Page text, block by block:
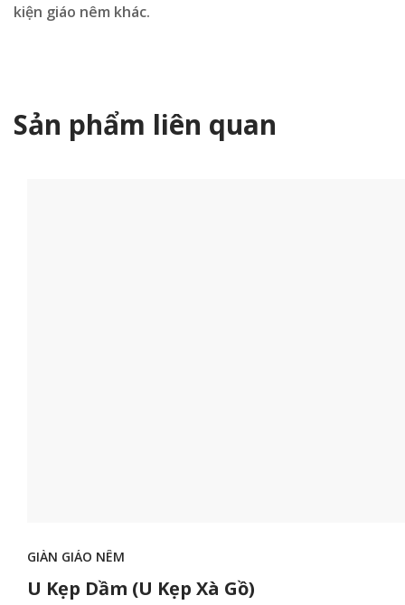
kiện giáo nêm khác.
Sản phẩm liên quan
GIÀN GIÁO NÊM
U Kẹp Dầm (U Kẹp Xà Gồ)